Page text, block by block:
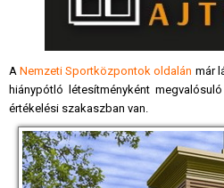
ANemzeti Sportközpontok oldalán már
hiánypótló létesítményként
értékelési szakaszban van.